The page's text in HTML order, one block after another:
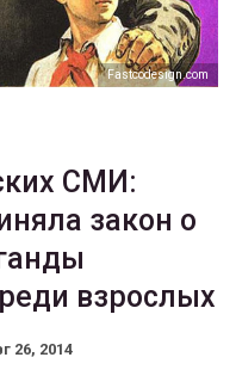
Fastcodesign.com
СМИ:
закон о
взрослых
26, 2014